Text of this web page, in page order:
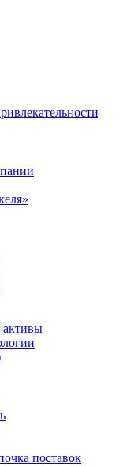
активы
поставок